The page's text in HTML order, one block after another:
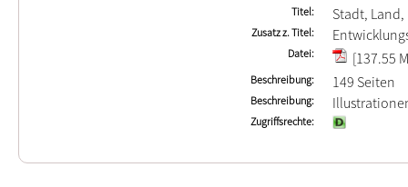
Titel Stadt, Land,
Zusatz z. Titel
Datei [137.55
Beschreibung 149 Seiten
Beschreibung
Zugriffsrechte